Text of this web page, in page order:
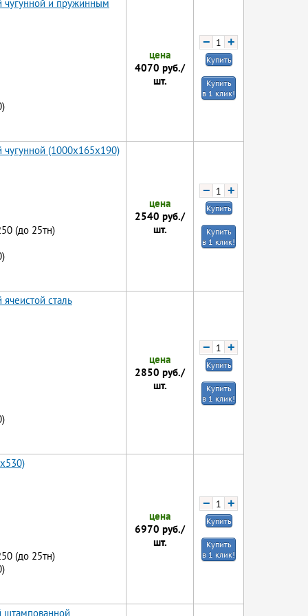
чугунной и пружинным
цена
4070 руб./
шт.
− +
Купить
Купить
в 1 клик!
(1000x165x190)
(до 25тн)
цена
2540 руб./
шт.
− +
Купить
Купить
в 1 клик!
сталь
цена
2850 руб./
шт.
− +
Купить
Купить
в 1 клик!
(до 25тн)
цена
6970 руб./
шт.
− +
Купить
Купить
в 1 клик!
штампованной